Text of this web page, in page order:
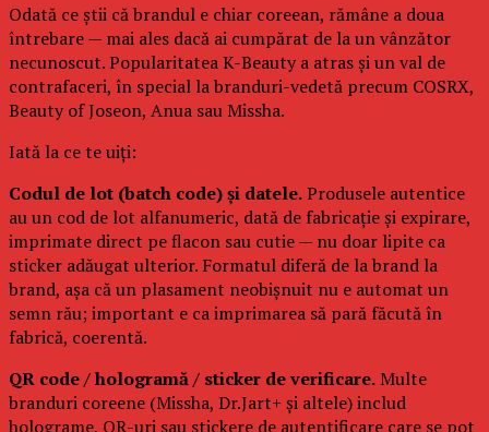
Odată ce știi că brandul e chiar coreean, rămâne a doua
întrebare — mai ales dacă ai cumpărat de la un vânzător
necunoscut. Popularitatea K-Beauty a atras și un val de
contrafaceri, în special la branduri-vedetă precum COSRX,
Beauty of Joseon, Anua sau Missha.
Iată la ce te uiți:
Codul de lot (batch code) și datele.Produsele autentice
au un cod de lot alfanumeric, dată de fabricație și expirare,
imprimate direct pe flacon sau cutie — nu doar lipite ca
sticker adăugat ulterior. Formatul diferă de la brand la
brand, așa că un plasament neobișnuit nu e automat un
semn rău; important e ca imprimarea să pară făcută în
fabrică, coerentă.
QR code / hologramă / sticker de verificare.Multe
branduri coreene (Missha, Dr.Jart+ și altele) includ
holograme, QR-uri sau stickere de autentificare care se pot